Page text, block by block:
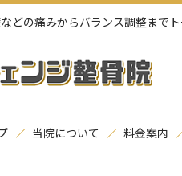
どの痛みからバランス調整まで
当院について 料金案内